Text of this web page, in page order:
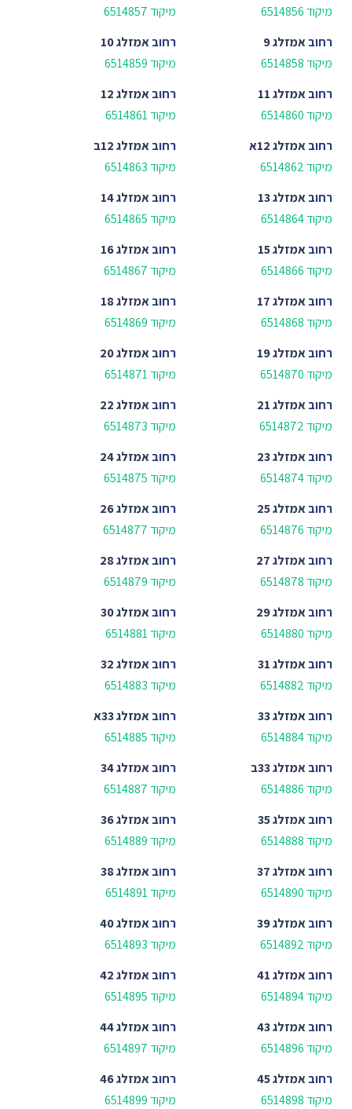
מיקוד 6514856
מיקוד 6514857
רחובאמזלג 9
מיקוד 6514858
רחובאמזלג 10
מיקוד 6514859
רחובאמזלג 11
מיקוד 6514860
רחובאמזלג 12
מיקוד 6514861
רחובאמזלג 12א
מיקוד 6514862
רחובאמזלג 12ב
מיקוד 6514863
רחובאמזלג 13
מיקוד 6514864
רחובאמזלג 14
מיקוד 6514865
רחובאמזלג 15
מיקוד 6514866
רחובאמזלג 16
מיקוד 6514867
רחובאמזלג 17
מיקוד 6514868
רחובאמזלג 18
מיקוד 6514869
רחובאמזלג 19
מיקוד 6514870
רחובאמזלג 20
מיקוד 6514871
רחובאמזלג 21
מיקוד 6514872
רחובאמזלג 22
מיקוד 6514873
רחובאמזלג 23
מיקוד 6514874
רחובאמזלג 24
מיקוד 6514875
רחובאמזלג 25
מיקוד 6514876
רחובאמזלג 26
מיקוד 6514877
רחובאמזלג 27
מיקוד 6514878
רחובאמזלג 28
מיקוד 6514879
רחובאמזלג 29
מיקוד 6514880
רחובאמזלג 30
מיקוד 6514881
רחובאמזלג 31
מיקוד 6514882
רחובאמזלג 32
מיקוד 6514883
רחובאמזלג 33
מיקוד 6514884
רחובאמזלג 33א
מיקוד 6514885
רחובאמזלג 33ב
מיקוד 6514886
רחובאמזלג 34
מיקוד 6514887
רחובאמזלג 35
מיקוד 6514888
רחובאמזלג 36
מיקוד 6514889
רחובאמזלג 37
מיקוד 6514890
רחובאמזלג 38
מיקוד 6514891
רחובאמזלג 39
מיקוד 6514892
רחובאמזלג 40
מיקוד 6514893
רחובאמזלג 41
מיקוד 6514894
רחובאמזלג 42
מיקוד 6514895
רחובאמזלג 43
מיקוד 6514896
רחובאמזלג 44
מיקוד 6514897
רחובאמזלג 45
מיקוד 6514898
רחובאמזלג 46
מיקוד 6514899